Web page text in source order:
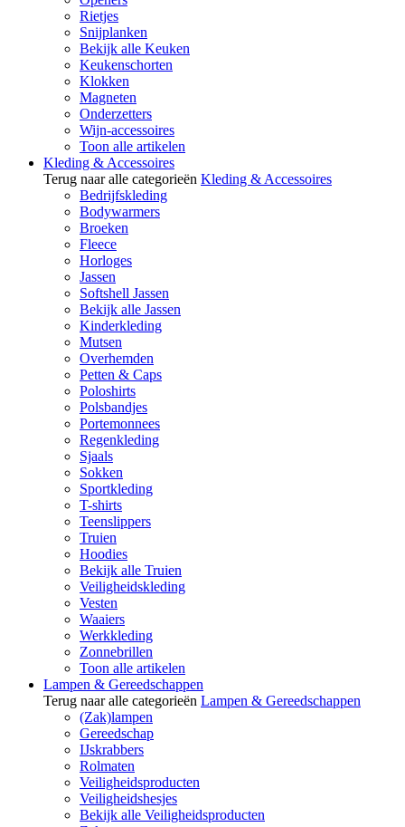
Rietjes
Snijplanken
Bekijk alle Keuken
Keukenschorten
Klokken
Magneten
Onderzetters
Wijn-accessoires
Toon alle artikelen
Kleding & Accessoires
Terug naar alle categorieën Kleding & Accessoires
Bedrijfskleding
Bodywarmers
Broeken
Fleece
Horloges
Jassen
Softshell Jassen
Bekijk alle Jassen
Kinderkleding
Mutsen
Overhemden
Petten & Caps
Poloshirts
Polsbandjes
Portemonnees
Regenkleding
Sjaals
Sokken
Sportkleding
T-shirts
Teenslippers
Truien
Hoodies
Bekijk alle Truien
Veiligheidskleding
Vesten
Waaiers
Werkkleding
Zonnebrillen
Toon alle artikelen
Lampen & Gereedschappen
Terug naar alle categorieën Lampen & Gereedschappen
(Zak)lampen
Gereedschap
IJskrabbers
Rolmaten
Veiligheidsproducten
Veiligheidshesjes
Bekijk alle Veiligheidsproducten